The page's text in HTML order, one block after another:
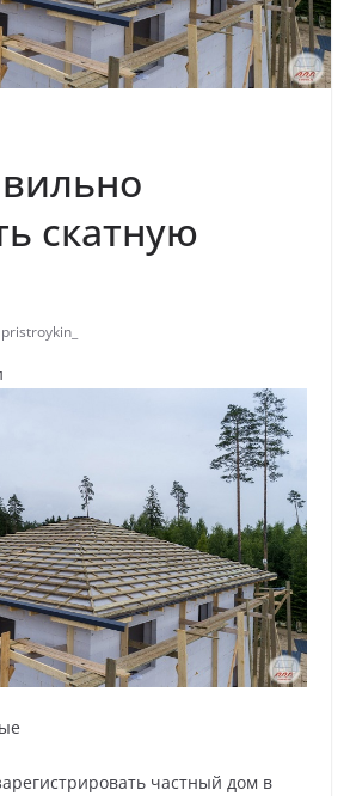
скатную
pristroykin_
частный дом в